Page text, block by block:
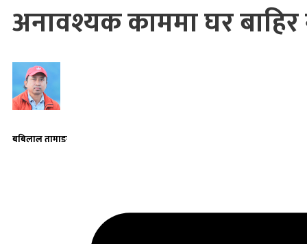
अनावश्यक काममा घर
बबिलाल तामाङ